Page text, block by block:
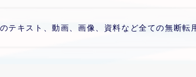
テキスト、動画、画像、資料など全ての無断転